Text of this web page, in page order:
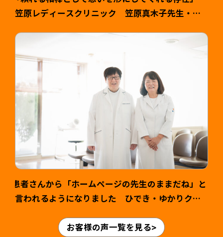
笠原レディースクリニック 笠原真木子先生・健
患者さんから「ホームページの先生のままだね」と
言われるようになりました ひでき・ゆかりクリ
お客様の声一覧を見る